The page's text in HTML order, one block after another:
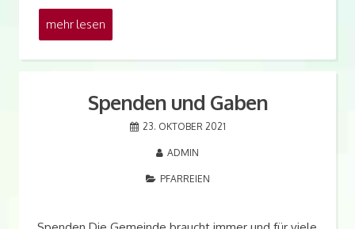
mehr lesen
Spenden und Gaben
23. OKTOBER 2021
ADMIN
PFARREIEN